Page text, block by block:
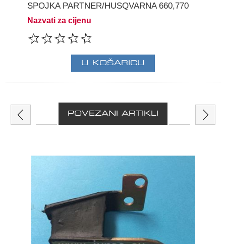
SPOJKA PARTNER/HUSQVARNA 660,770
Nazvati za cijenu
POVEZANI ARTIKLI